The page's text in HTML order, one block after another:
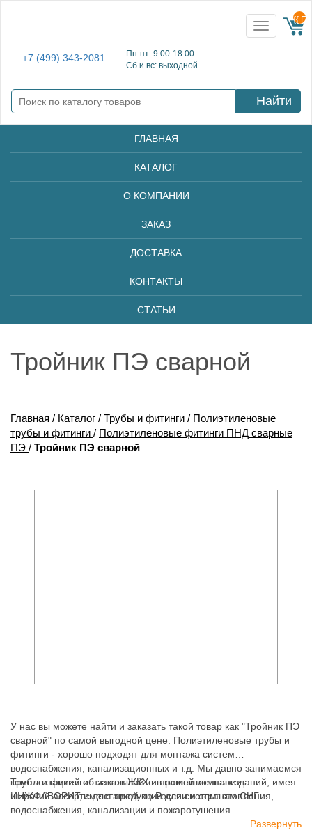
+7 (499) 343-2081
Пн-пт: 9:00-18:00
Сб и вс: выходной
Toggle
navigation
{{
Найти
ГЛАВНАЯ
КАТАЛОГ
О КОМПАНИИ
ЗАКАЗ
ДОСТАВКА
КОНТАКТЫ
СТАТЬИ
Тройник ПЭ сварной
Главная / Каталог / Трубы и фитинги / Полиэтиленовые
трубы и фитинги / Полиэтиленовые фитинги ПНД сварные
ПЭ / Тройник ПЭ сварной
У нас вы можете найти и заказать такой товар как "Тройник ПЭ
сварной" по самой выгодной цене. Полиэтиленовые трубы и
фитинги - хорошо подходят для монтажа систем
водоснабжения, канализационных и т.д. Мы давно занимаемся
комплектацией объектов ЖКХ и промышленных зданий, имея
широкий ассортимент продукции для систем: отопления,
водоснабжения, канализации и пожаротушения.
Трубы и фитинги - заказывайте в нашей компании
ИНЖФАВОРИТ, с доставкой по России и странам СНГ.
Развернуть